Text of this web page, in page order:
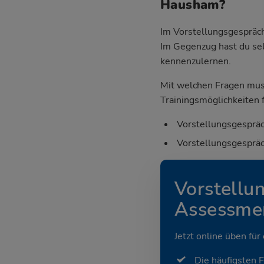
Hausham?
Im
Im Gegenzug hast du
kennenzulernen.
Mit welchen Fragen
Trainingsmöglichkeiten
Jetzt online üben für
Die häufigsten